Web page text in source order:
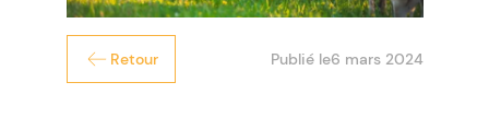
Retour Publié le6 mars 2024